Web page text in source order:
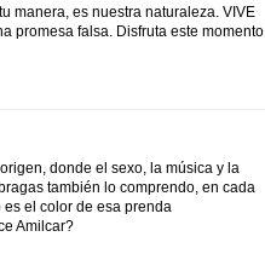
manera, es nuestra naturaleza. VIVE
promesa falsa. Disfruta este momento
donde el sexo, la música y la
también lo comprendo, en cada
el color de esa prenda
Amilcar?